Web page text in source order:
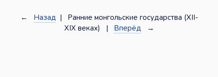
← Назад | Ранние монгольские государства (XII-
XIX веках) | Вперёд →